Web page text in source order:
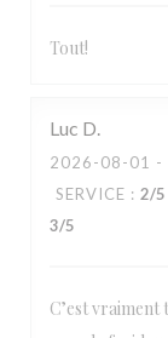
Tout!
Luc D
2026-08-01 -
SERVICE : 2/5
3/5
C’est vraiment